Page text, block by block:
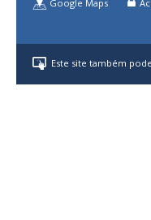
Google Maps
Este site também